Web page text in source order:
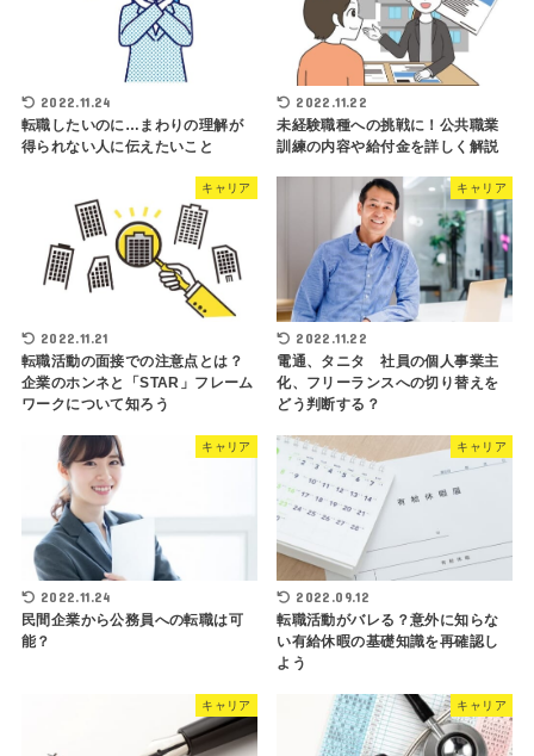
2022.11.24
転職したいのに…まわりの理解が
得られない人に伝えたいこと
2022.11.22
未経験職種への挑戦に！公共職業
訓練の内容や給付金を詳しく解説
キャリア
2022.11.21
転職活動の面接での注意点とは？
企業のホンネと「STAR」フレーム
ワークについて知ろう
キャリア
2022.11.22
電通、タニタ 社員の個人事業主
化、フリーランスへの切り替えを
どう判断する？
キャリア
2022.11.24
民間企業から公務員への転職は可
能？
キャリア
2022.09.12
転職活動がバレる？意外に知らな
い有給休暇の基礎知識を再確認し
よう
キャリア キャリア